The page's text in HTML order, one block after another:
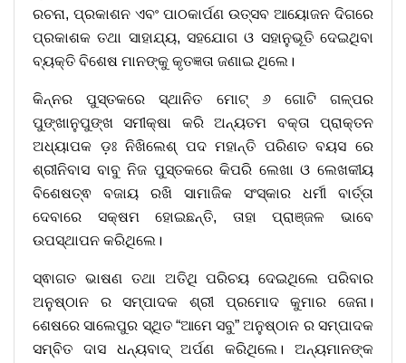
ରଚନା, ପ୍ରକାଶନ ଏବଂ ପାଠକାର୍ପଣ ଉତ୍ସବ ଆୟୋଜନ ଦିଗରେ
ପ୍ରକାଶକ ତଥା ସାହାଯ୍ୟ, ସହଯୋଗ ଓ ସହାନୁଭୂତି ଦେଇଥିବା
ବ୍ୟକ୍ତି ବିଶେଷ ମାନଙ୍କୁ କୃତଜ୍ଞତା ଜଣାଇ ଥିଲେ।
କିନ୍ନର ପୁସ୍ତକରେ ସ୍ଥାନିତ ମୋଟ୍ ୬ ଗୋଟି ଗଳ୍ପର
ପୁଙ୍ଖାନୁପୁଙ୍ଖ ସମୀକ୍ଷା କରି ଅନ୍ୟତମ ବକ୍ତା ପ୍ରାକ୍ତନ
ଅଧ୍ୟାପକ ଡ଼ଃ ନିଖିଲେଶ୍ ପଦ ମହାନ୍ତି ପରିଣତ ବୟସ ରେ
ଶ୍ରୀନିବାସ ବାବୁ ନିଜ ପୁସ୍ତକରେ କିପରି ଲେଖା ଓ ଲେଖକୀୟ
ବିଶେଷତ୍ଵ ବଜାୟ ରଖି ସାମାଜିକ ସଂସ୍କାର ଧର୍ମୀ ବାର୍ତ୍ତା
ଦେବାରେ ସକ୍ଷମ ହୋଇଛନ୍ତି, ତାହା ପ୍ରାଞ୍ଜଳ ଭାବେ
ଉପସ୍ଥାପନ କରିଥିଲେ।
ସ୍ଵାଗତ ଭାଷଣ ତଥା ଅତିଥି ପରିଚୟ ଦେଇଥିଲେ ପରିବାର
ଅନୁଷ୍ଠାନ ର ସମ୍ପାଦକ ଶ୍ରୀ ପ୍ରମୋଦ କୁମାର ଜେନା।
ଶେଷରେ ସାଲେପୁର ସ୍ଥିତ “ଆମେ ସବୁ” ଅନୁଷ୍ଠାନ ର ସମ୍ପାଦକ
ସମ୍ବିତ ଦାସ ଧନ୍ୟବାଦ୍ ଅର୍ପଣ କରିଥିଲେ। ଅନ୍ୟମାନଙ୍କ